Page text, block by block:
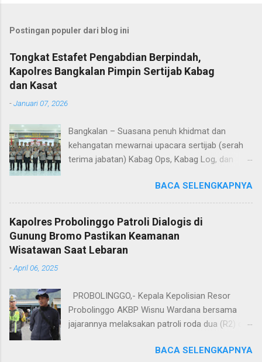
Postingan populer dari blog ini
Tongkat Estafet Pengabdian Berpindah,
Kapolres Bangkalan Pimpin Sertijab Kabag
dan Kasat
-Januari 07, 2026
Bangkalan – Suasana penuh khidmat dan
kehangatan mewarnai upacara sertijab (serah
terima jabatan) Kabag Ops, Kabag Log, dan
Aula Sarja Arya Racana Polres Bangkalan, Rabu
(07/01/2026). Upacara tersebut menjadi
momen penting bagi jajaran Polres Bangkalan,
bukan hanya sebagai pergantian jabatan
struktural, tetapi juga sebagai bentuk regenerasi
jabatan Kabag Log Polres Bangkalan untuk
mengemban amanah baru sebagai Wakapolres
Sampang. Jabatan Kabag Log Polres Bangkalan
S.H., M.H. , yang sebelumnya mengemban tugas
BACA SELENGKAPNYA
Kapolres Probolinggo Patroli Dialogis di
Gunung Bromo Pastikan Keamanan
Wisatawan Saat Lebaran
-April 06, 2025
PROBOLINGGO,- Kepala Kepolisian Resor
Probolinggo AKBP Wisnu Wardana bersama
jajarannya melaksakan patroli roda dua (R2) di
Semeru, Sabtu (5/4/2025). Patroli ini bertujuan,
BACA SELENGKAPNYA